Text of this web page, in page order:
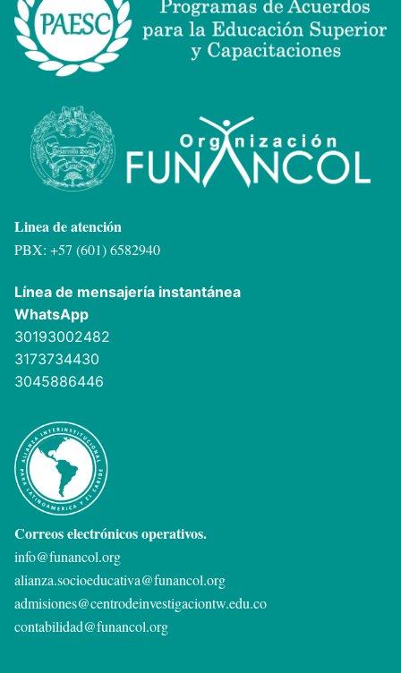
Linea de atención
PBX: +57 (601) 6582940
Línea de mensajería instantánea
WhatsApp
30193002482
3173734430
3045886446
Correos electrónicos operativos.
info@funancol.org
alianza.socioeducativa@funancol.org
admisiones@centrodeinvestigaciontw.edu.co
contabilidad@funancol.org